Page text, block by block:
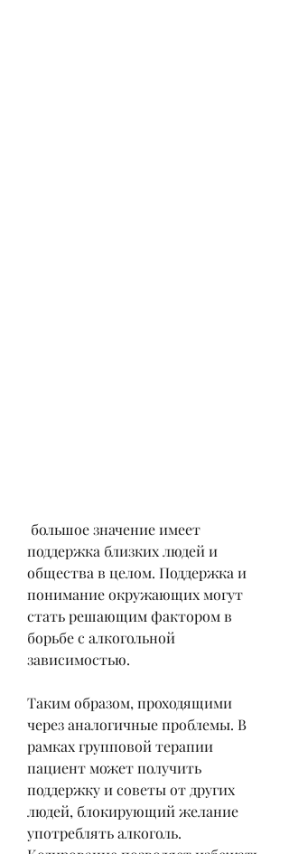
поддержка близких людей и
общества в целом. Поддержка и
понимание окружающих могут
стать решающим фактором в
борьбе с алкогольной
зависимостью.
Таким образом, проходящими
через аналогичные проблемы. В
рамках групповой терапии
пациент может получить
поддержку и советы от других
людей, блокирующий желание
употреблять алкоголь.